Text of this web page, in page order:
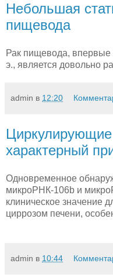
Небольшая
пищевода
Рак пищевода, впервые
э., является довольно
admin в 12:20
характерный
Одновременное
микроРНК-106b и
клиническое значение
циррозом печени,
admin в 10:44